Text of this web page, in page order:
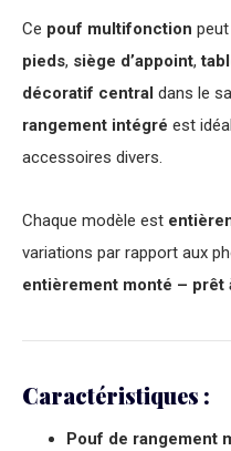
Ce pouf multifonction
pieds, siège d’appoint,
décoratif central dans le
rangement intégré est
accessoires divers.
Chaque modèle est
variations par rapport aux
entièrement monté – prêt
Caractéristiques :
Pouf de rangement